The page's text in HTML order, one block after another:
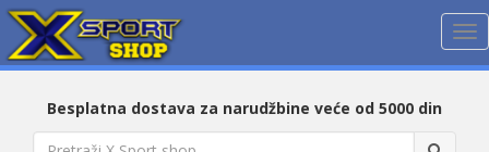
Besplatna dostava za narudžbine veće od 5000 din